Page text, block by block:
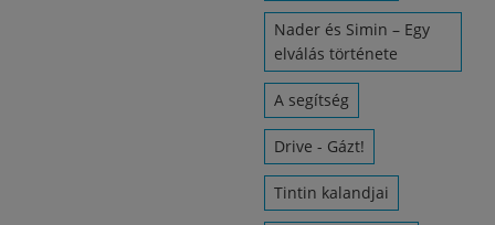
Nader és Simin – Egy
elválás története
A segítség
Drive - Gázt!
Tintin kalandjai